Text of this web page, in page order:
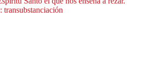
transubstanciación